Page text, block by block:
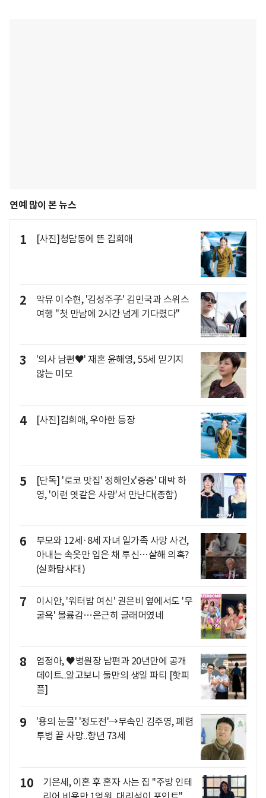
연예 많이 본 뉴스
1 [사진]청담동에 뜬 김희애
2
악뮤 이수현, '김성주子' 김민국과 스위스
여행 "첫 만남에 2시간 넘게 기다렸다"
3
'의사 남편♥' 재혼 윤해영, 55세 믿기지
않는 미모
4 [사진]김희애, 우아한 등장
5
[단독] '로코 맛집' 정해인x'중증' 대박 하
영, '이런 엿같은 사랑'서 만난다(종합)
6
부모와 12세·8세 자녀 일가족 사망 사건,
아내는 속옷만 입은 채 투신…살해 의혹?
(실화탐사대)
7
이시안, '워터밤 여신' 권은비 옆에서도 '무
굴욕' 볼륨감…은근히 글래머였네
8
염정아, ♥병원장 남편과 20년만에 공개
데이트..알고보니 둘만의 생일 파티 [핫피
플]
9
'용의 눈물' '정도전'→무속인 김주영, 폐렴
투병 끝 사망..향년 73세
10
기은세, 이혼 후 혼자 사는 집 "주방 인테